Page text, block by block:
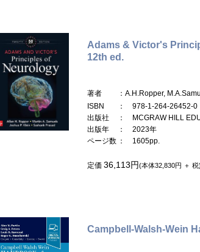
Adams & Victor's
12th ed.
著者
：A.H.Ropper,
ISBN
： 978-1-264-26452-0
出版社
： MCGRAW HILL
出版年
： 2023年
ページ数 ： 1605pp.
定価 36,113円(本体32,830円 ＋ 税)
Campbell-Walsh-Wein